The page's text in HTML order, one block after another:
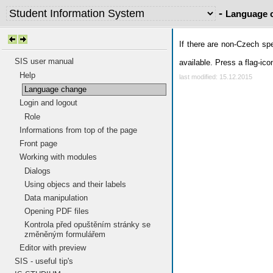
- Language
SIS user manual
Help
Language change
Login and logout
Role
Informations from top of the page
Front page
Working with modules
Dialogs
Using objecs and their labels
Data manipulation
Opening PDF files
Kontrola před opuštěním stránky se
změněným formulářem
Editor with preview
SIS - useful tip's
If there are non-Czech
available. Press a flag-
last modified: 15.12.2015